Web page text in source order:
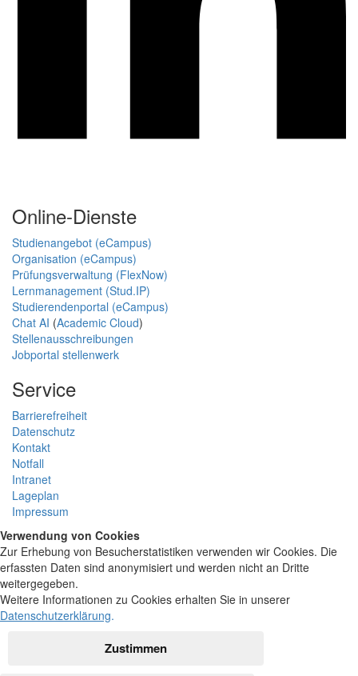
Online-Dienste
Studienangebot (eCampus)
Organisation (eCampus)
Prüfungsverwaltung (FlexNow)
Lernmanagement (Stud.IP)
Studierendenportal (eCampus)
Chat AI (Academic Cloud)
Stellenausschreibungen
Jobportal stellenwerk
Service
Barrierefreiheit
Datenschutz
Kontakt
Notfall
Intranet
Lageplan
Impressum
Verwendung von Cookies
Zur Erhebung von Besucherstatistiken verwenden wir Cookies. Die
erfassten Daten sind anonymisiert und werden nicht an Dritte
weitergegeben.
Weitere Informationen zu Cookies erhalten Sie in unserer
Datenschutzerklärung.
Zustimmen